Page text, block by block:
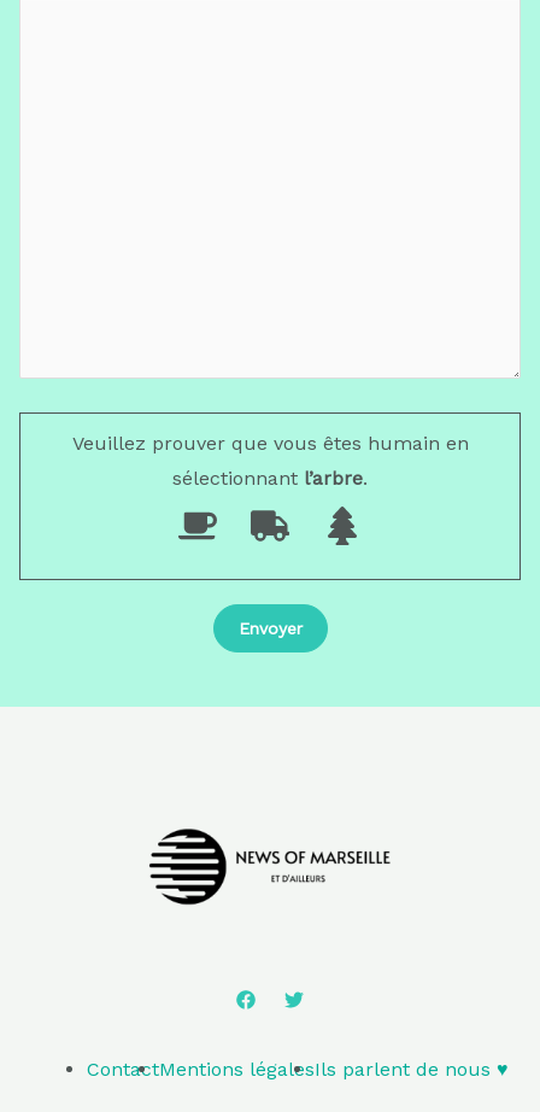
Veuillez prouver que vous êtes humain en
sélectionnant l’arbre.
ContactMentions légalesIls parlent de nous ♥️